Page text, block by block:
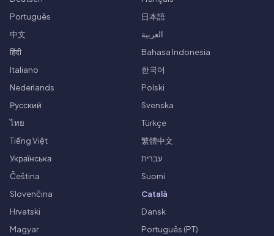
Português
日本語
中文
العربية
हिंदी
Bahasa Indonesia
Italiano
한국어
Nederlands
Polski
Русский
Svenska
ไทย
Türkçe
Tiếng Việt
繁體中文
Українська
עברית
Čeština
Suomi
Slovenčina
Català
Hrvatski
Dansk
Magyar
Português (PT)